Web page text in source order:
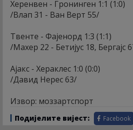
Херенвен - Гронинген 1:1 (1:0)
/Влап 31 - Ван Верт 55/
Твенте - Фајенорд 1:3 (1:1)
/Махер 22 - Бетијус 18, Бергајс
Ајакс - Хераклес 1:0 (0:0)
/Давид Нерес 63/
Извор: моззартспорт
Подијелите вијест: Facebook